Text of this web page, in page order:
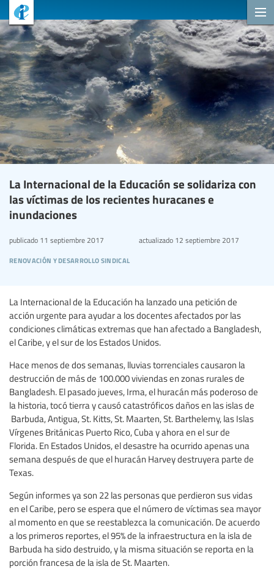
La Internacional de la Educación se solidariza con
las víctimas de los recientes huracanes e
inundaciones
renovación y desarrollo sindical
publicado 11 septiembre 2017 actualizado12 septiembre 2017
La Internacional de la Educación ha lanzado una petición de
acción urgente para ayudar a los docentes afectados por las
condiciones climáticas extremas que han afectado a Bangladesh,
el Caribe, y el sur de los Estados Unidos.
Hace menos de dos semanas, lluvias torrenciales causaron la
destrucción de más de 100.000 viviendas en zonas rurales de
Bangladesh. El pasado jueves, Irma, el huracán más poderoso de
la historia, tocó tierra y causó catastróficos daños en las islas de
Barbuda, Antigua, St. Kitts, St. Maarten, St. Barthelemy, las Islas
Vírgenes Británicas Puerto Rico, Cuba y ahora en el sur de
Florida. En Estados Unidos, el desastre ha ocurrido apenas una
semana después de que el huracán Harvey destruyera parte de
Texas.
Según informes ya son 22 las personas que perdieron sus vidas
en el Caribe, pero se espera que el número de víctimas sea mayor
al momento en que se reestablezca la comunicación. De acuerdo
a los primeros reportes, el 95% de la infraestructura en la isla de
Barbuda ha sido destruido, y la misma situación se reporta en la
porción francesa de la isla de St. Maarten.